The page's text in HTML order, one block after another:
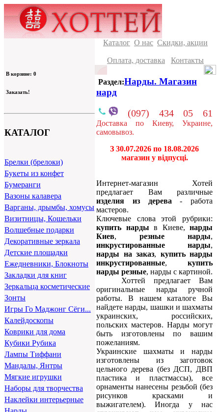
В корзине: 0
Заказать!
КАТАЛОГ
Брелки (брелоки)
Букеты из конфет
Бумеранги
Вазоны калавера
Варганы, дрымбы, хомусы
Визитницы, Кошельки
Волшебные подарки
Декоративные зеркала
Детские площадки
Ежедневники, Блокноты
Закладки для книг
Зеркальца косметические
Зонты
Игры Го Маджонг Сёги...
Калейдоскопы
Коврики для дома
Кубики Рубика
Лампы Тиффани
Мандалы, Янтры
Мягкие игрушки
Наборы для творчества
Наклейки интерьерные
Каталог О нас Скидки, акции
Оплата, доставка Контакты
Раздел:Нарды. Магазин
нард
(097) 434 05 61
Доставка по Киеву, Украине,
самовывоз.
З 30.07.2026 по 18.08.2026
магазин у відпусці.
Интернет-магазин Хотей
предлагает Вам различные
изделия из дерева - работа
мастеров.
Ключевые слова этой рубрики:
купить нарды в Киеве, нарды
Киев, резные нарды,
инкрустированные нарды,
нарды на заказ, купить нарды
инкрустированные, купить
нарды резные, нарды с картиной.
Хоттей предлагает Вам
оригинальные нарды ручной
работы. В нашем каталоге Вы
найдете нарды, шашки и шахматы
украинских, российских,
польских мастеров. Нарды могут
быть изготовлены по вашим
пожеланиям.
Украинские шахматы и нарды
изготовлены из заготовок
цельного дерева (без ДСП, ДВП
пластика и пластмассы), все
орнаменты нанесены резьбой (без
рисунков красками и
выжигателем). Иногда у нас